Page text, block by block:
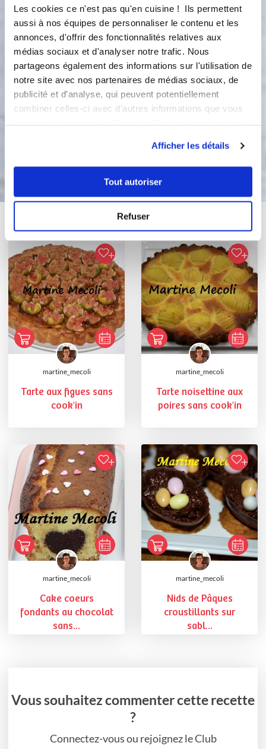
Les cookies ce n'est pas qu'en cuisine ! Ils permettent
aussi à nos équipes de personnaliser le contenu et les
annonces, d'offrir des fonctionnalités relatives aux
médias sociaux et d'analyser notre trafic. Nous
partageons également des informations sur l'utilisation de
notre site avec nos partenaires de médias sociaux, de
publicité et d'analyse, qui peuvent potentiellement
combiner celles-ci avec d'autres informations que vous
Afficher les détails
Tout autoriser
Refuser
mélanger pour obtenir une pâte
homogène. Peler et découper les
poires en cubes puis les ajouter à la
pâte avec les éclats de noisettes.
Remplir vos empreintes et enfournez
remplacer tout ou partie des éclats de
noisettes par des pépites de chocolat
pour encore plus de gourmandise.
Bon appétit !
Vous aimerez aussi ...
martine_mecoli
Tarte aux figues sans
cook'in
martine_mecoli
Tarte noisettine aux
poires sans cook'in
martine_mecoli
Cake coeurs
fondants au chocolat
sans...
martine_mecoli
Nids de Pâques
croustillants sur
sabl...
Vous souhaitez commenter cette recette
?
Connectez-vous ou rejoignez le Club